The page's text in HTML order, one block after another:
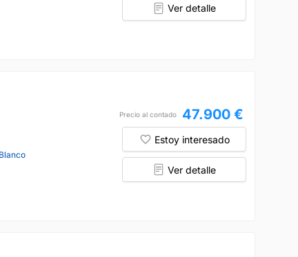
Ver detalle
Blanco
Precio al contado 47.900 €
Estoy interesado
Ver detalle